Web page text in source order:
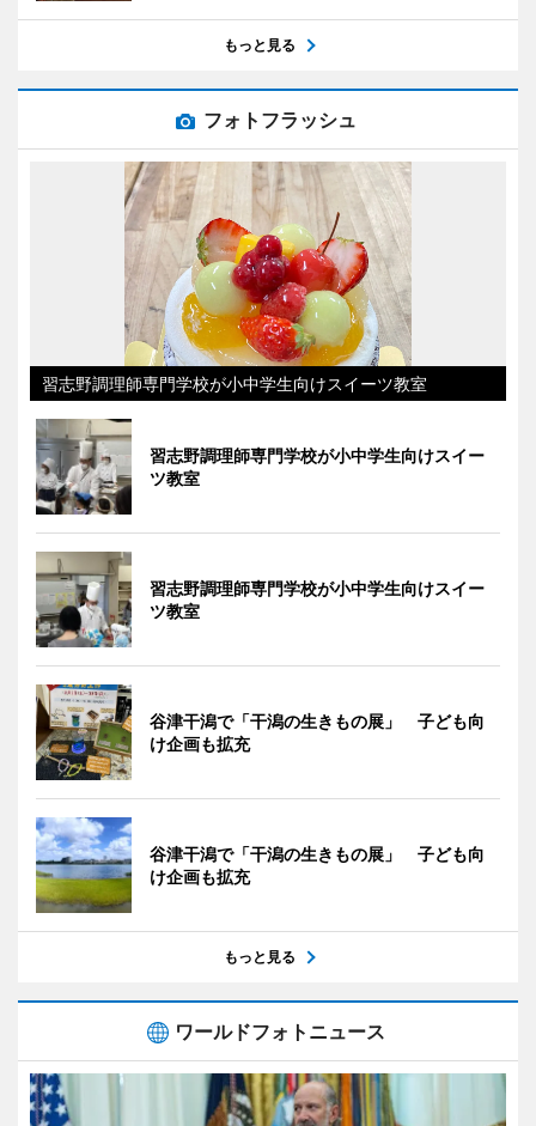
もっと見る
フォトフラッシュ
習志野調理師専門学校が小中学生向けスイーツ教室
習志野調理師専門学校が小中学生向けスイー
ツ教室
習志野調理師専門学校が小中学生向けスイー
ツ教室
谷津干潟で「干潟の生きもの展」 子ども向
け企画も拡充
谷津干潟で「干潟の生きもの展」 子ども向
け企画も拡充
もっと見る
ワールドフォトニュース